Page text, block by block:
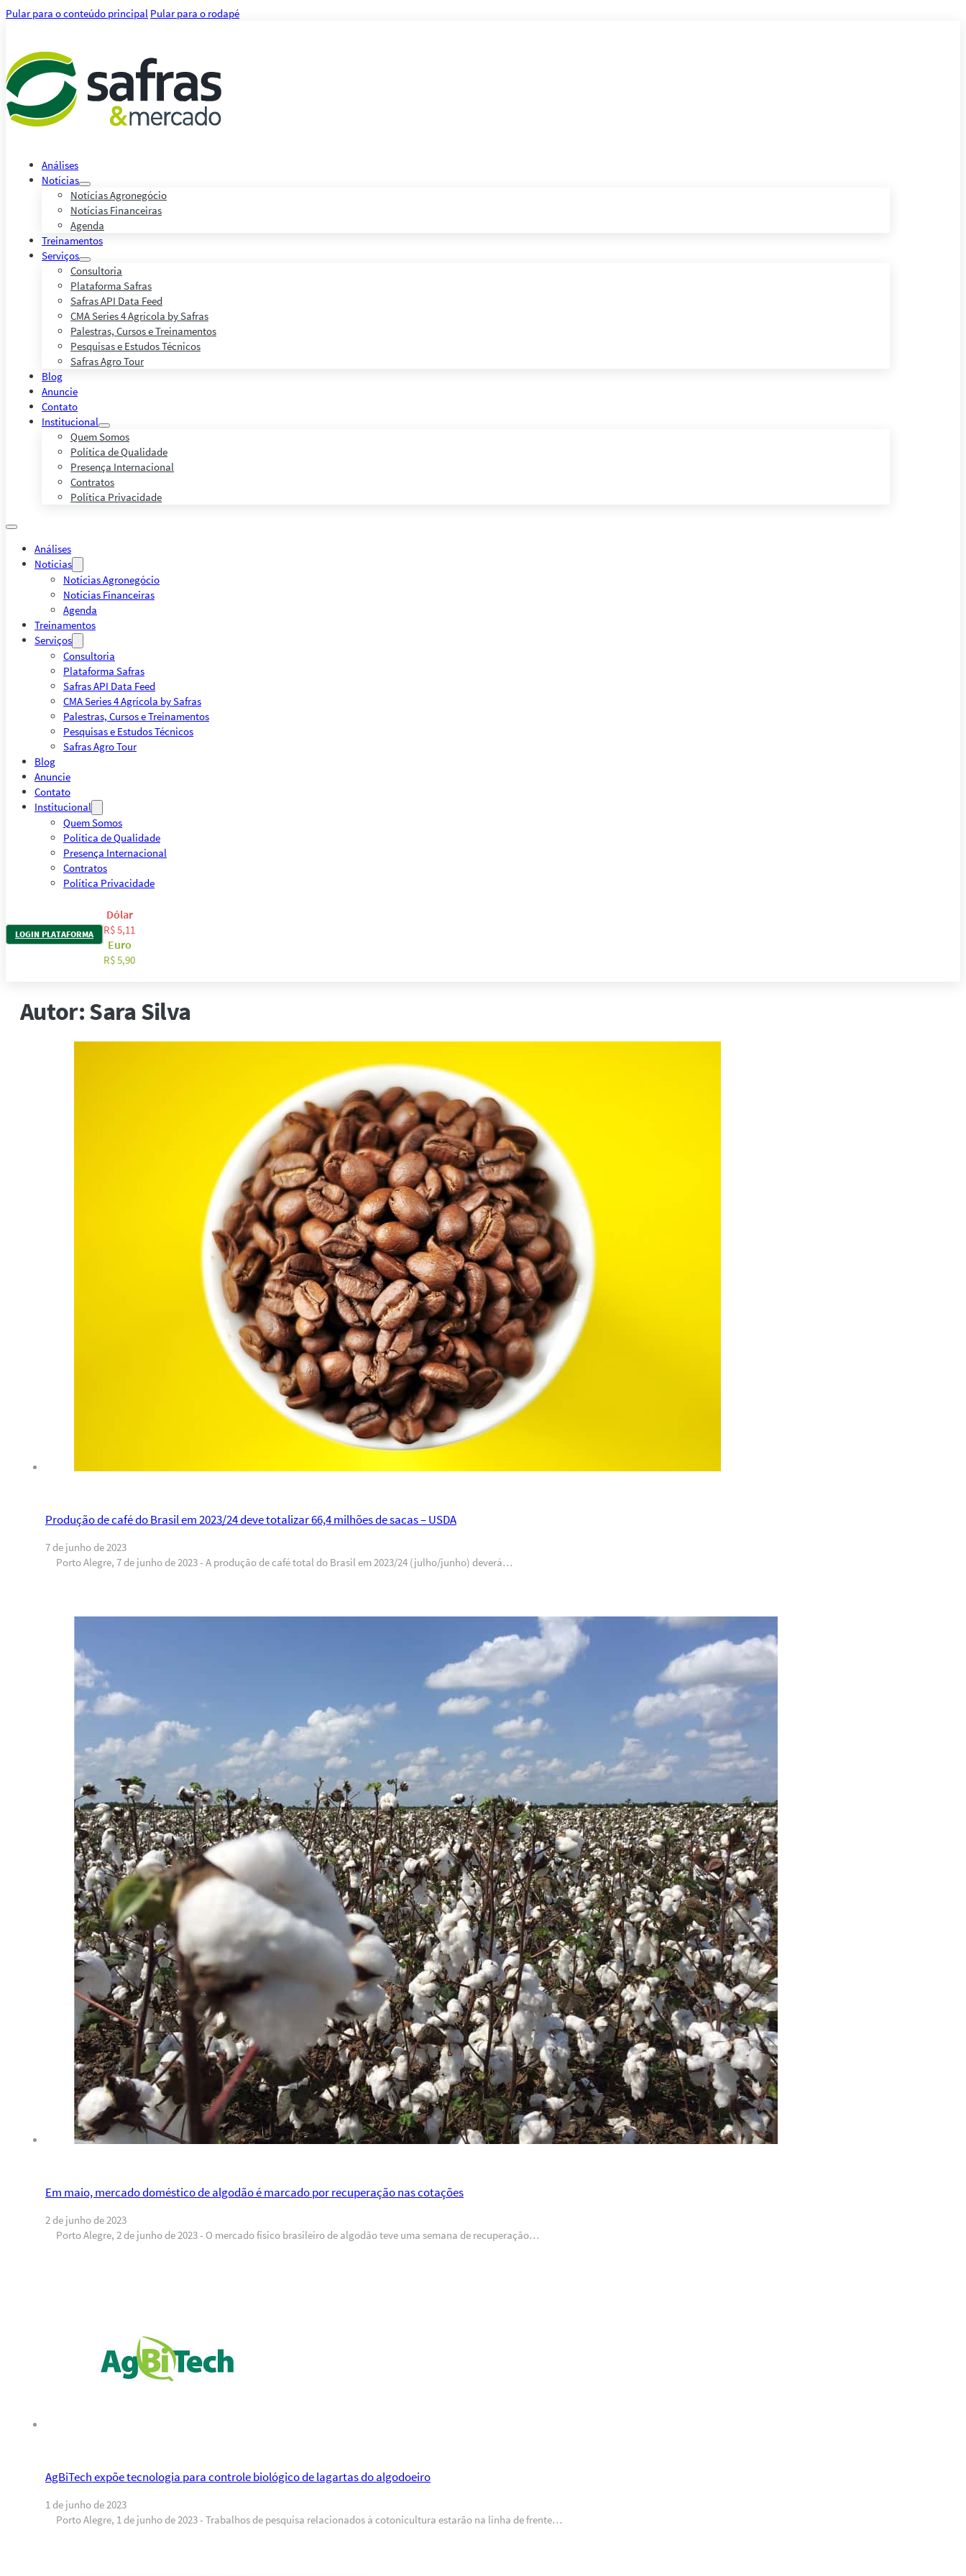
Pular para o conteúdo principal Pular para o rodapé
Análises
Notícias
Notícias Agronegócio
Notícias Financeiras
Agenda
Treinamentos
Serviços
Consultoria
Plataforma Safras
Safras API Data Feed
CMA Series 4 Agrícola by Safras
Palestras, Cursos e Treinamentos
Pesquisas e Estudos Técnicos
Safras Agro Tour
Blog
Anuncie
Contato
Institucional
Quem Somos
Política de Qualidade
Presença Internacional
Contratos
Política Privacidade
Análises
Notícias
Notícias Agronegócio
Notícias Financeiras
Agenda
Treinamentos
Serviços
Consultoria
Plataforma Safras
Safras API Data Feed
CMA Series 4 Agrícola by Safras
Palestras, Cursos e Treinamentos
Pesquisas e Estudos Técnicos
Safras Agro Tour
Blog
Anuncie
Contato
Institucional
Quem Somos
Política de Qualidade
Presença Internacional
Contratos
Política Privacidade
LOGIN PLATAFORMA
Dólar
R$ 5,11
Euro
R$ 5,90
Autor:Sara Silva
Produção de café do Brasil em 2023/24 deve totalizar 66,4 milhões de sacas – USDA
7 de junho de 2023
Porto Alegre, 7 de junho de 2023 - A produção de café total do Brasil em 2023/24 (julho/junho) deverá…
Em maio, mercado doméstico de algodão é marcado por recuperação nas cotações
2 de junho de 2023
Porto Alegre, 2 de junho de 2023 - O mercado físico brasileiro de algodão teve uma semana de recuperação…
AgBiTech expõe tecnologia para controle biológico de lagartas do algodoeiro
1 de junho de 2023
Porto Alegre, 1 de junho de 2023 - Trabalhos de pesquisa relacionados à cotonicultura estarão na linha de frente…